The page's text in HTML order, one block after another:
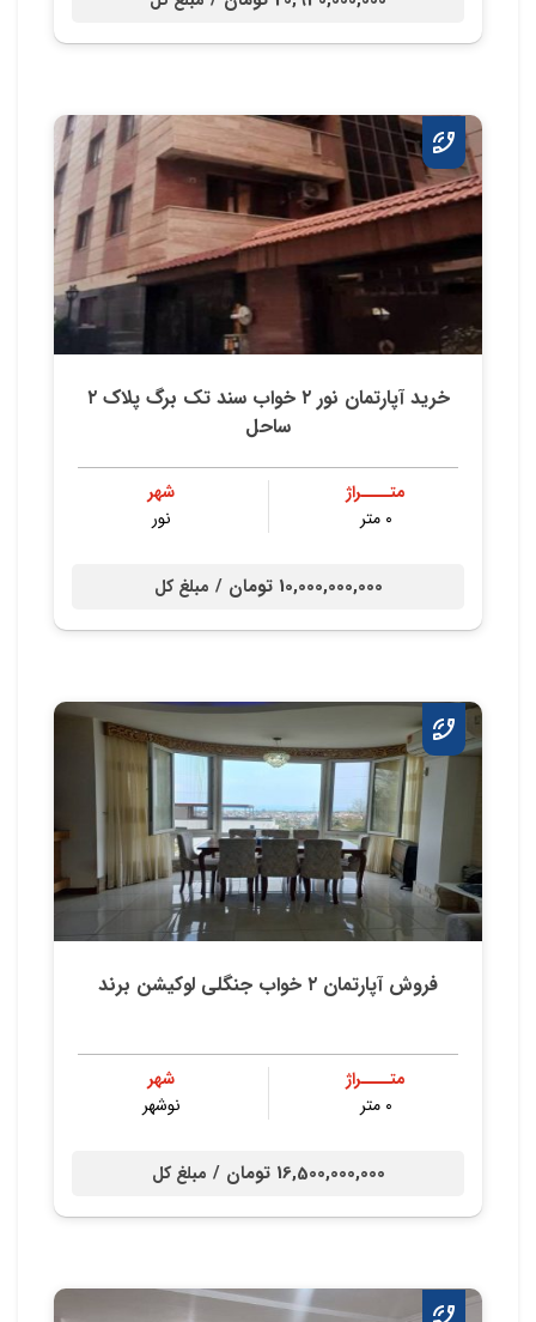
خرید آپارتمان نور ۲ خواب سند تک برگ پلاک ۲
ساحل
متــــراژ
۰ متر
شهر
نور
10,000,000,000 تومان / مبلغ کل
فروش آپارتمان ۲ خواب جنگلی لوکیشن برند
متــــراژ
۰ متر
شهر
نوشهر
16,500,000,000 تومان / مبلغ کل